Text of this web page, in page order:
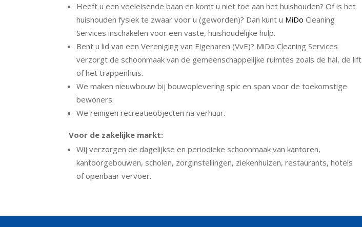
Heeft u een veeleisende baan en komt u niet toe aan het huishouden? Of is het
huishouden fysiek te zwaar voor u (geworden)? Dan kunt u MiDo Cleaning
Services inschakelen voor een vaste, huishoudelijke hulp.
Bent u lid van een Vereniging van Eigenaren (VvE)? MiDo Cleaning Services
verzorgt de schoonmaak van de gemeenschappelijke ruimtes zoals de hal, de lift
of het trappenhuis.
We maken nieuwbouw bij bouwoplevering spic en span voor de toekomstige
bewoners.
We reinigen recreatieobjecten na verhuur.
Voor de zakelijke markt:
Wij verzorgen de dagelijkse en periodieke schoonmaak van kantoren,
kantoorgebouwen, scholen, zorginstellingen, ziekenhuizen, restaurants, hotels
of openbaar vervoer.